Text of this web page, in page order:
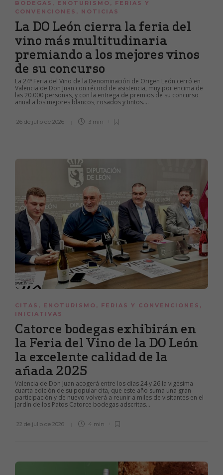
BODEGAS , ENOTURISMO , FERIAS Y
CONVENCIONES , NOTICIAS
La DO León cierra la feria del
vino más multitudinaria
premiando a los mejores vinos
de su concurso
La 24ª Feria del Vino de la Denominación de Origen León cerró en
Valencia de Don Juan con récord de asistencia, muy por encima de
las 20.000 personas, y con la entrega de premios de su concurso
anual a los mejores blancos, rosados y tintos....
26 de julio de 2026 3 min
CITAS , ENOTURISMO , FERIAS Y CONVENCIONES ,
INICIATIVAS
Catorce bodegas exhibirán en
la Feria del Vino de la DO León
la excelente calidad de la
añada 2025
Valencia de Don Juan acogerá entre los días 24 y 26 la vigésima
cuarta edición de su popular cita, que este año suma una gran
participación y de nuevo volverá a reunir a miles de visitantes en el
Jardín de los Patos Catorce bodegas adscritas...
22 de julio de 2026 4 min